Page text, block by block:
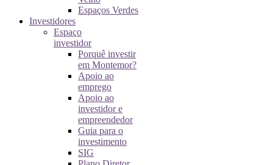
Espaços Verdes
Investidores
Espaço
investidor
Porquê investir
em Montemor?
Apoio ao
emprego
Apoio ao
investidor e
empreendedor
Guia para o
investimento
SIG